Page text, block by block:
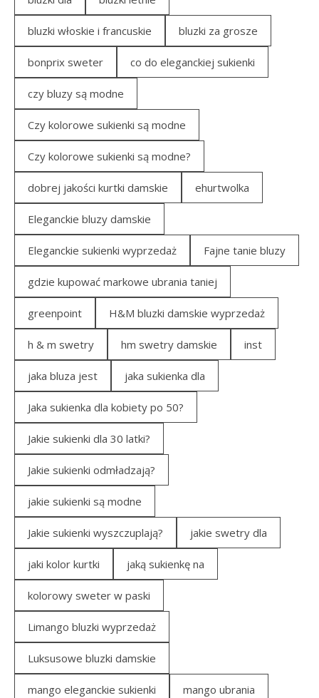
bluzki włoskie i francuskie bluzki za grosze
bonprix sweter co do eleganckiej sukienki
czy bluzy są modne
Czy kolorowe sukienki są modne
Czy kolorowe sukienki są modne?
dobrej jakości kurtki damskie ehurtwolka
Eleganckie bluzy damskie
Eleganckie sukienki wyprzedaż Fajne tanie bluzy
gdzie kupować markowe ubrania taniej
greenpoint H&M bluzki damskie wyprzedaż
h & m swetry hm swetry damskie inst
jaka bluza jest jaka sukienka dla
Jaka sukienka dla kobiety po 50?
Jakie sukienki dla 30 latki?
Jakie sukienki odmładzają?
jakie sukienki są modne
Jakie sukienki wyszczuplają? jakie swetry dla
jaki kolor kurtki jaką sukienkę na
kolorowy sweter w paski
Limango bluzki wyprzedaż
Luksusowe bluzki damskie
mango eleganckie sukienki mango ubrania